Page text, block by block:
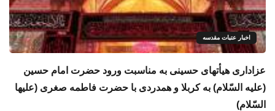
اخبار عتبات مقدسه
عزاداری هیأتهای حسینی به مناسبت ورود حضرت امام حسین
(علیه السّلام) به کربلا و همدردی با حضرت فاطمه صغری (علیها
السّلام)